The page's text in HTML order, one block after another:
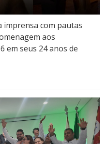
imprensa com pautas
aos
em seus 24 anos de